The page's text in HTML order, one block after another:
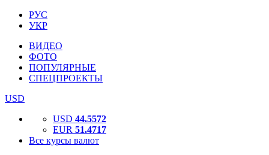
РУС
УКР
ВИДЕО
ФОТО
ПОПУЛЯРНЫЕ
СПЕЦПРОЕКТЫ
USD
USD 44.5572
EUR 51.4717
Все курсы валют